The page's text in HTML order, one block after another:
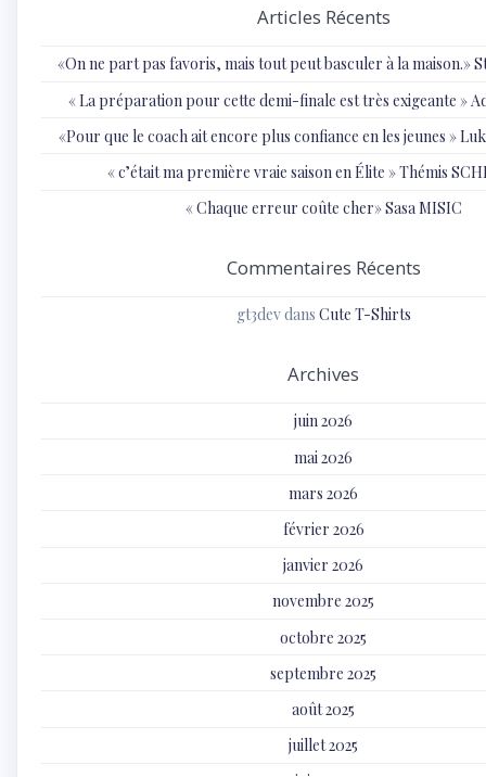
Articles Récents
«On ne part pas favoris, mais tout peut basculer à la maison.»
« ⁠La préparation pour cette demi-finale est très exigeante »
«Pour que le coach ait encore plus confiance en les jeunes »
« c’était ma première vraie saison en Élite » Thémis
« Chaque erreur coûte cher» Sasa MISIC
Commentaires Récents
gt3devdans Cute T-Shirts
Archives
juin 2026
mai 2026
mars 2026
février 2026
janvier 2026
novembre 2025
octobre 2025
septembre 2025
août 2025
juillet 2025